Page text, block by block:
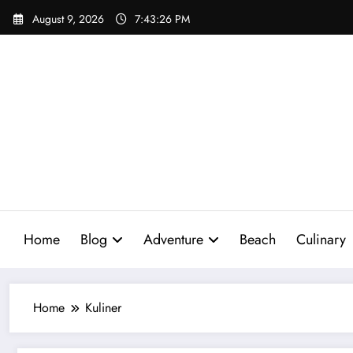
Skip
August 9, 2026 7:43:27 PM
Home Blog Adventure Beach Culinary
Home Kuliner